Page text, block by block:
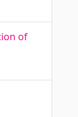
of